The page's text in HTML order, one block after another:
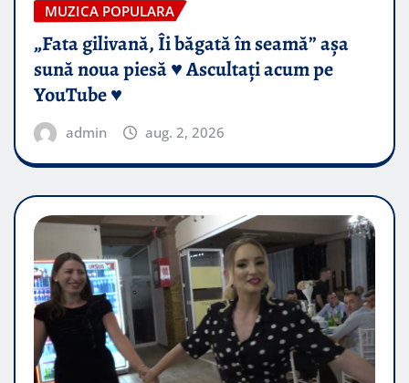
MUZICA POPULARA
„Fata gilivană, Îi băgată în seamă” așa
sună noua piesă ♥️ Ascultați acum pe
YouTube ♥️
admin aug. 2, 2026